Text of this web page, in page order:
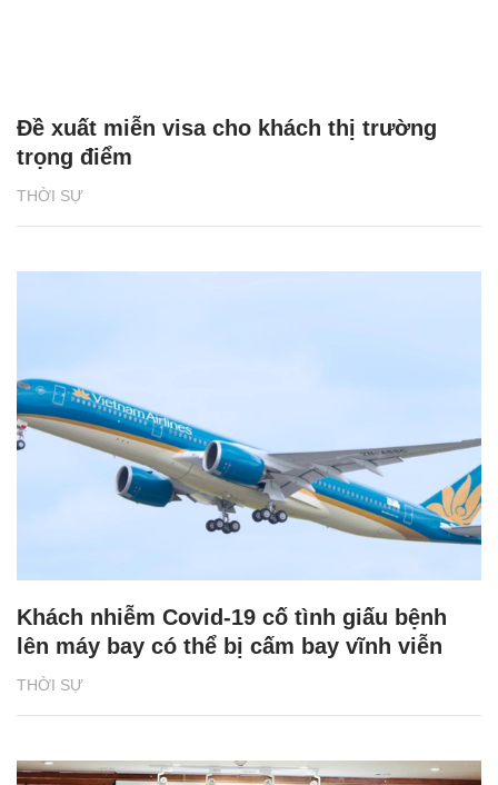
THỜI SỰ
Đề xuất miễn visa cho khách thị trường
trọng điểm
THỜI SỰ
Khách nhiễm Covid-19 cố tình giấu bệnh
lên máy bay có thể bị cấm bay vĩnh viễn